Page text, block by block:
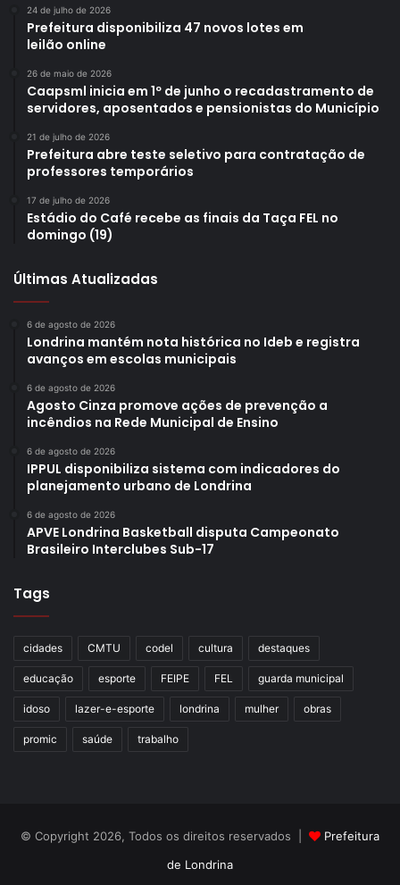
24 de julho de 2026
Prefeitura disponibiliza 47 novos lotes em
leilão online
26 de maio de 2026
Caapsml inicia em 1º de junho o recadastramento de
servidores, aposentados e pensionistas do Município
21 de julho de 2026
Prefeitura abre teste seletivo para contratação de
professores temporários
17 de julho de 2026
Estádio do Café recebe as finais da Taça FEL no
domingo (19)
Últimas Atualizadas
6 de agosto de 2026
Londrina mantém nota histórica no Ideb e registra
avanços em escolas municipais
6 de agosto de 2026
Agosto Cinza promove ações de prevenção a
incêndios na Rede Municipal de Ensino
6 de agosto de 2026
IPPUL disponibiliza sistema com indicadores do
planejamento urbano de Londrina
6 de agosto de 2026
APVE Londrina Basketball disputa Campeonato
Brasileiro Interclubes Sub-17
Tags
cidades CMTU codel cultura destaques
educação esporte FEIPE FEL guarda municipal
idoso lazer-e-esporte londrina mulher obras
promic saúde trabalho
© Copyright 2026, Todos os direitos reservados |
Prefeitura
de Londrina